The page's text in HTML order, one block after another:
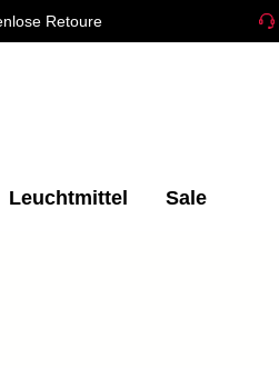
Retoure
Leuchtmittel Sale